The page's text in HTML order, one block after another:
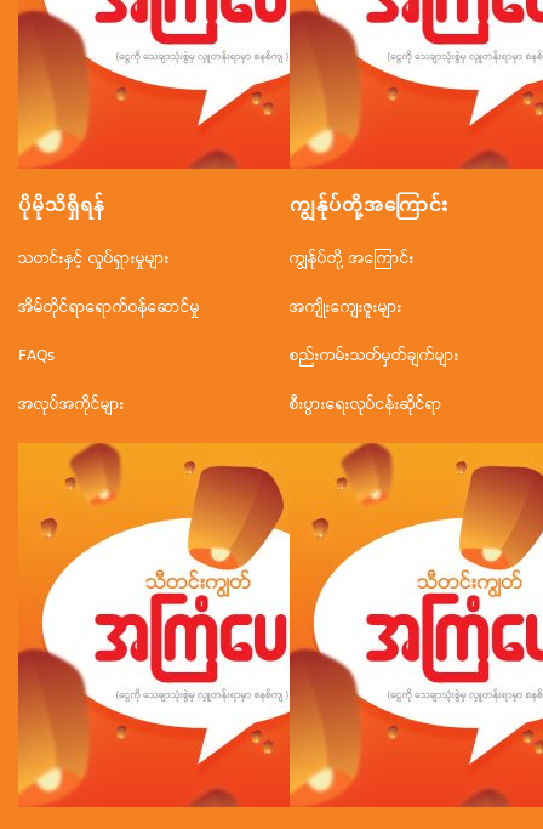
ပိုမိုသိရှိရန်
သတင်းနှင့် လှုပ်ရှားမှုများ
အိမ်တိုင်ရာရောက်ဝန်ဆောင်မှု
FAQs
အလုပ်အကိုင်များ
ကျွန်ုပ်တို့အ‌ကြောင်း
ကျွန်ုပ်တို့ အကြောင်း
အကျိုးကျေးဇူးများ
စည်းကမ်းသတ်မှတ်ချက်များ
စီးပွားရေးလုပ်ငန်းဆိုင်ရာ